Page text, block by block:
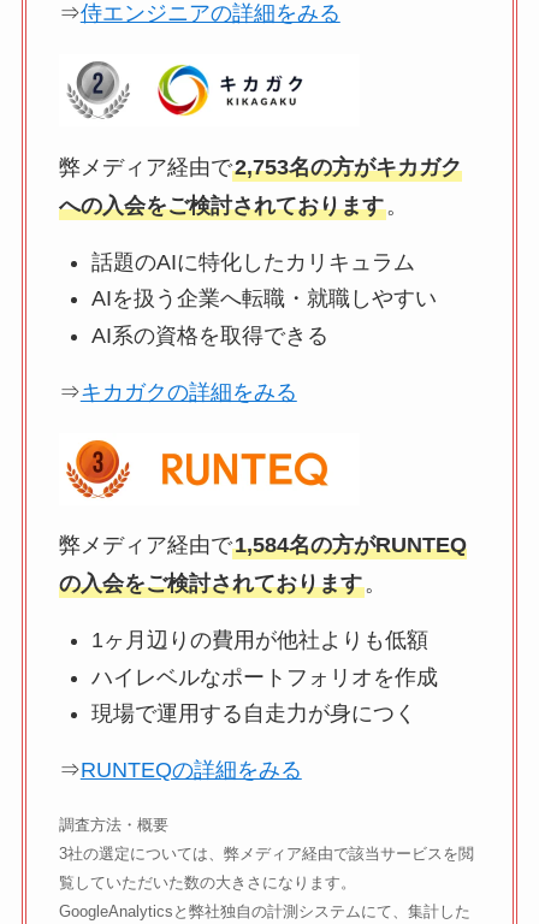
⇒侍エンジニアの詳細をみる
弊メディア経由で2,753名の方がキカガク
への入会をご検討されております。
話題のAIに特化したカリキュラム
AIを扱う企業へ転職・就職しやすい
AI系の資格を取得できる
⇒キカガクの詳細をみる
弊メディア経由で1,584名の方がRUNTEQ
の入会をご検討されております。
1ヶ月辺りの費用が他社よりも低額
ハイレベルなポートフォリオを作成
現場で運用する自走力が身につく
⇒RUNTEQの詳細をみる
調査方法・概要
3社の選定については、弊メディア経由で該当サービスを閲
覧していただいた数の大きさになります。
GoogleAnalyticsと弊社独自の計測システムにて、集計した